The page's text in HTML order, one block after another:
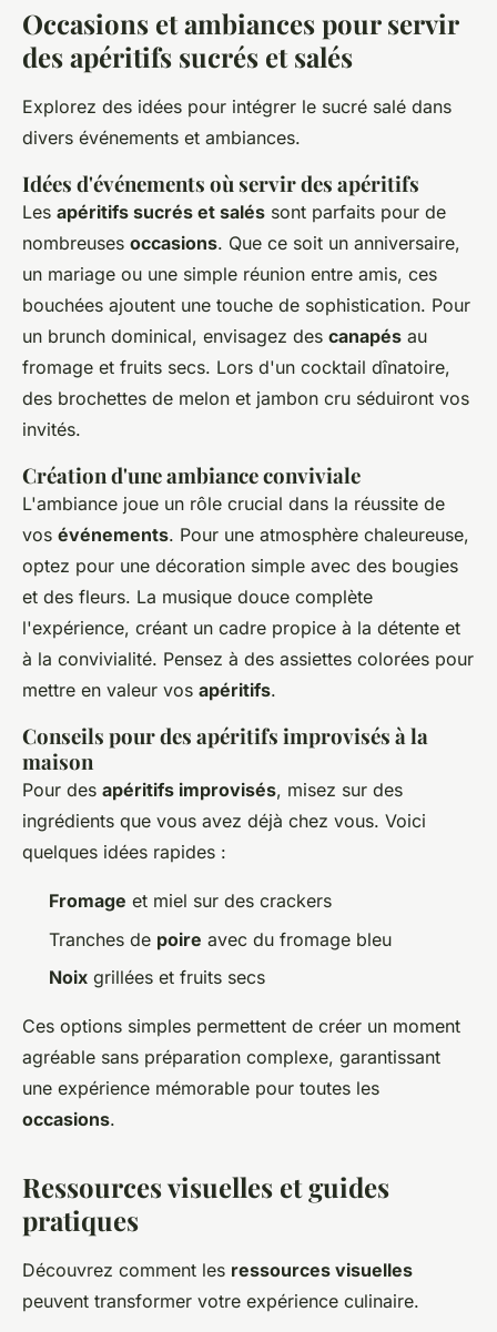
Occasions et ambiances pour servir
des apéritifs sucrés et salés
Explorez des idées pour intégrer le sucré salé dans
divers événements et ambiances.
Idées d'événements où servir des apéritifs
Les apéritifs sucrés et salés sont parfaits pour de
nombreuses occasions. Que ce soit un anniversaire,
un mariage ou une simple réunion entre amis, ces
bouchées ajoutent une touche de sophistication. Pour
un brunch dominical, envisagez des canapés au
fromage et fruits secs. Lors d'un cocktail dînatoire,
des brochettes de melon et jambon cru séduiront vos
invités.
Création d'une ambiance conviviale
L'ambiance joue un rôle crucial dans la réussite de
vos événements. Pour une atmosphère chaleureuse,
optez pour une décoration simple avec des bougies
et des fleurs. La musique douce complète
l'expérience, créant un cadre propice à la détente et
à la convivialité. Pensez à des assiettes colorées pour
mettre en valeur vos apéritifs.
Conseils pour des apéritifs improvisés à la
maison
Pour des apéritifs improvisés, misez sur des
ingrédients que vous avez déjà chez vous. Voici
quelques idées rapides :
Fromage et miel sur des crackers
Tranches de poire avec du fromage bleu
Noix grillées et fruits secs
Ces options simples permettent de créer un moment
agréable sans préparation complexe, garantissant
une expérience mémorable pour toutes les
occasions.
Ressources visuelles et guides
pratiques
Découvrez comment les ressources visuelles
peuvent transformer votre expérience culinaire.